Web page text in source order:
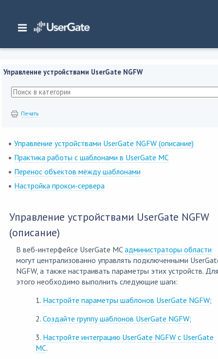
Главная/ Документация/Management Center
Management Center 7.x Руководство администратора
Управление устройствами UserGate NGFW
Печать
Управление устройствами UserGate NGFW (описание)
Практика работы с шаблонами в UserGate MC
Перенос объектов между шаблонами
Настройка прокси-сервера
Управление устройствами UserGate NGFW
(описание)
В веб-интерфейсе UserGate MC администраторы области
могут централизованно управлять подключенными
NGFW, а также настраивать параметры этих устройств. Для
этого необходимо выполнить следующие шаги:
1. Настройте параметры шаблонов UserGate NGFW;
2. Создайте группу шаблонов UserGate NGFW;
3. Настройте интеграцию UserGate NGFW с UserGate
MC.